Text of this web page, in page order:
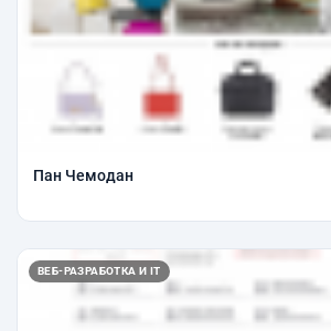
Пан Чемодан
ВЕБ-РАЗРАБОТКА И IT